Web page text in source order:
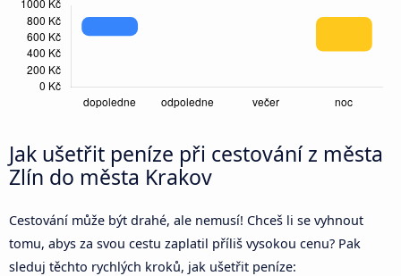
Jak ušetřit peníze při cestování z města
Zlín do města Krakov
Cestování může být drahé, ale nemusí! Chceš li se vyhnout
tomu, abys za svou cestu zaplatil příliš vysokou cenu? Pak
sleduj těchto rychlých kroků, jak ušetřit peníze: